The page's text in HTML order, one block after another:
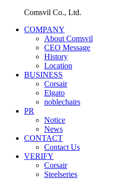
Comsvil Co., Ltd.
COMPANY
About Comsvil
CEO Message
History
Location
BUSINESS
Corsair
Elgato
noblechairs
PR
Notice
News
CONTACT
Contact Us
VERIFY
Corsair
Steelseries